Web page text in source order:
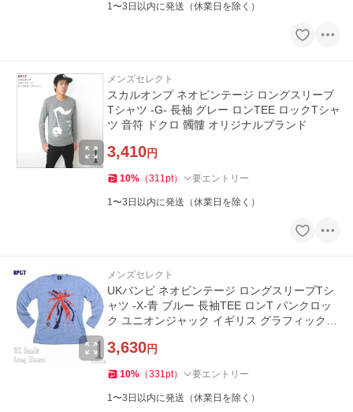
1〜3日以内に発送（休業日を除く）
メンズセレクト
スカルオンプ ネオビンテージ ロングスリーブ
Tシャツ -G- 長袖 グレー ロンTEE ロックTシャ
ツ 音符 ドクロ 髑髏 オリジナルブランド
3,410円
10% （311pt） 要エントリー
1〜3日以内に発送（休業日を除く）
メンズセレクト
UKバンビ ネオビンテージ ロングスリーブTシ
ャツ -X-青 ブルー 長袖TEE ロンT パンクロッ
ク ユニオンジャック イギリス グラフィックデ
3,630円
10% （331pt） 要エントリー
1〜3日以内に発送（休業日を除く）